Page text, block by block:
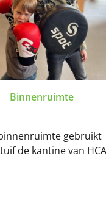
Binnenruimte
gebruikt
de kantine van